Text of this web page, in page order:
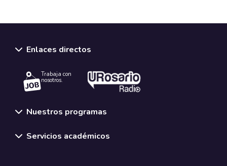
Enlaces directos
Trabaja con
nosotros.
Nuestros programas
Servicios académicos